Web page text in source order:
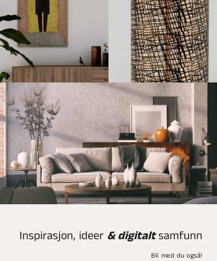
Inspirasjon, ideer & digitaltsamfunn
Bli med du også!